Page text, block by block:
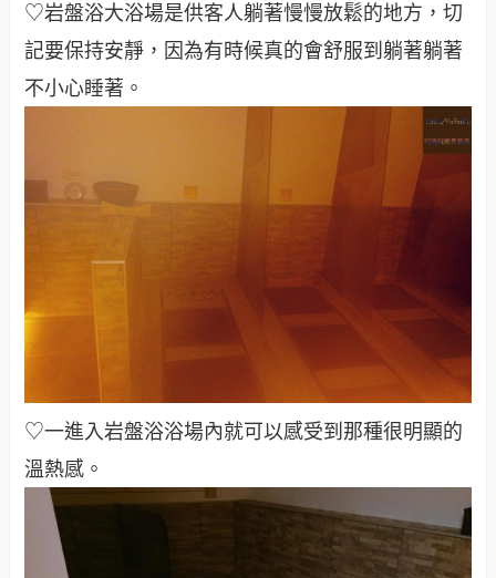
♡岩盤浴大浴場是供客人躺著慢慢放鬆的地方，切
記要保持安靜，因為有時候真的會舒服到躺著躺著
不小心睡著。
♡一進入岩盤浴浴場內就可以感受到那種很明顯的
溫熱感。